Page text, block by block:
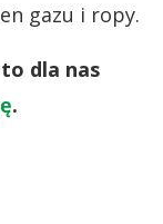
gazu i ropy.
dla nas
.